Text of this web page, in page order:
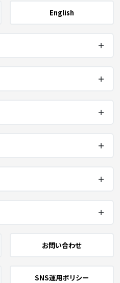
English
お問い合わせ
SNS運用ポリシー